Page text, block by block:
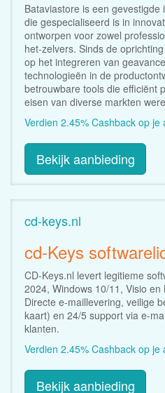
Bataviastore is een
die gespecialiseerd is in
ontworpen voor zowel
het-zelvers. Sinds de
op het integreren van
technologieën in de
betrouwbare tools die efficiënt
eisen van diverse markten
Verdien 2.45% Cashback op je
Bekijk aanbieding
cd-keys.nl
cd-Keys
CD-Keys.nl levert legitieme
2024, Windows 10/11, Visio en
Directe e-maillevering, veilige
kaart) en 24/5 support via e-
klanten.
Verdien 2.45% Cashback op je
Bekijk aanbieding